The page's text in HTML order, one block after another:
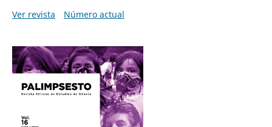
Ver revista
Número actual